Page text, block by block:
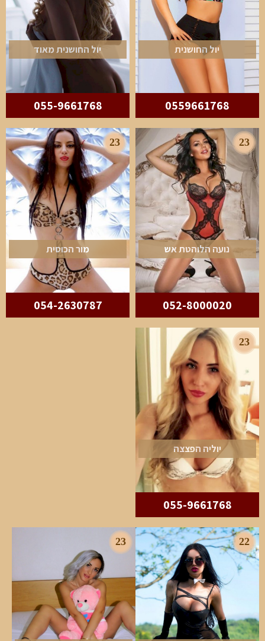
יול החושנית
0559661768
יול החושנית מאוד
055-9661768
23
נועה הלוהטת אש
052-8000020
23
מור הכוסית
054-2630787
23
יוליה הפצצה
055-9661768
22
23